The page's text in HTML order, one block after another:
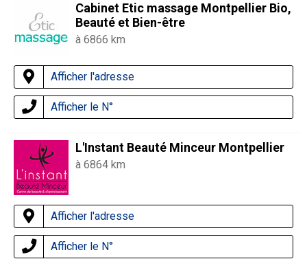
Cabinet Etic massage Montpellier Bio,
Beauté et Bien-être
à 6866 km
Afficher l'adresse
Afficher le N°
L'Instant Beauté Minceur Montpellier
à 6864 km
Afficher l'adresse
Afficher le N°